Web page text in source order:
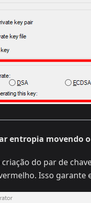
entropia movendo
do par de
Isso garante